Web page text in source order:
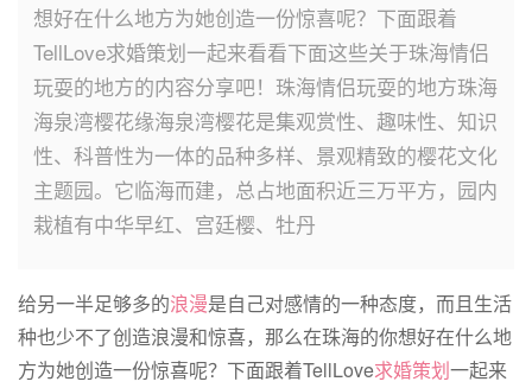
想好在什么地方为她创造一份惊喜呢？下面跟着
TellLove求婚策划一起来看看下面这些关于珠海情侣
玩耍的地方的内容分享吧！珠海情侣玩耍的地方珠海
海泉湾樱花缘海泉湾樱花是集观赏性、趣味性、知识
性、科普性为一体的品种多样、景观精致的樱花文化
主题园。它临海而建，总占地面积近三万平方，园内
栽植有中华早红、宫廷樱、牡丹
给另一半足够多的浪漫是自己对感情的一种态度，而且生活
种也少不了创造浪漫和惊喜，那么在珠海的你想好在什么地
方为她创造一份惊喜呢？下面跟着TellLove求婚策划一起来